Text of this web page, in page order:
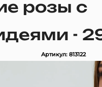
розы с
-
Артикул: 813122